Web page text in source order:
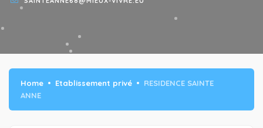
Home Etablissement privé
RESIDENCE SAINTE
ANNE